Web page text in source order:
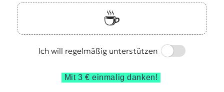
☕️
Ich will regelmäßig unterstützen
Switch
Mit 3 € einmalig danken!